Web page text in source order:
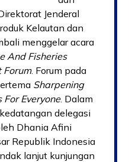
Jenderal
Kelautan dan
menggelar acara
And Fisheries
Forum. Forum pada
Sharpening
For Everyone. Dalam
delegasi
Dhania Afini
Republik Indonesia
lanjut kunjungan